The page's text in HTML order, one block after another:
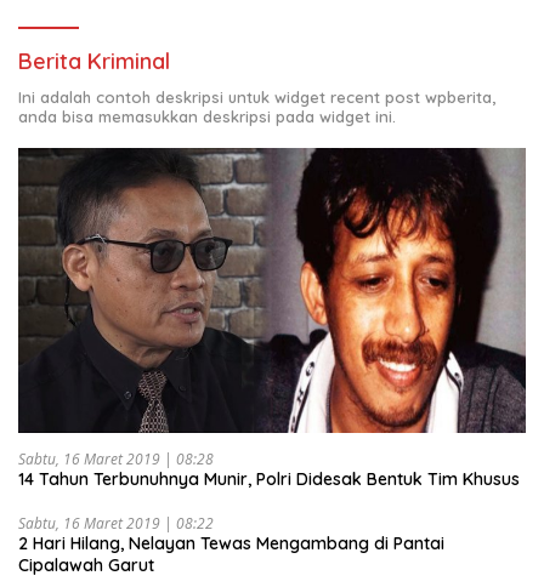
Berita Kriminal
Ini adalah contoh deskripsi untuk widget recent post wpberita,
anda bisa memasukkan deskripsi pada widget ini.
Sabtu, 16 Maret 2019 | 08:28
14 Tahun Terbunuhnya Munir, Polri Didesak Bentuk Tim Khusus
Sabtu, 16 Maret 2019 | 08:22
2 Hari Hilang, Nelayan Tewas Mengambang di Pantai
Cipalawah Garut